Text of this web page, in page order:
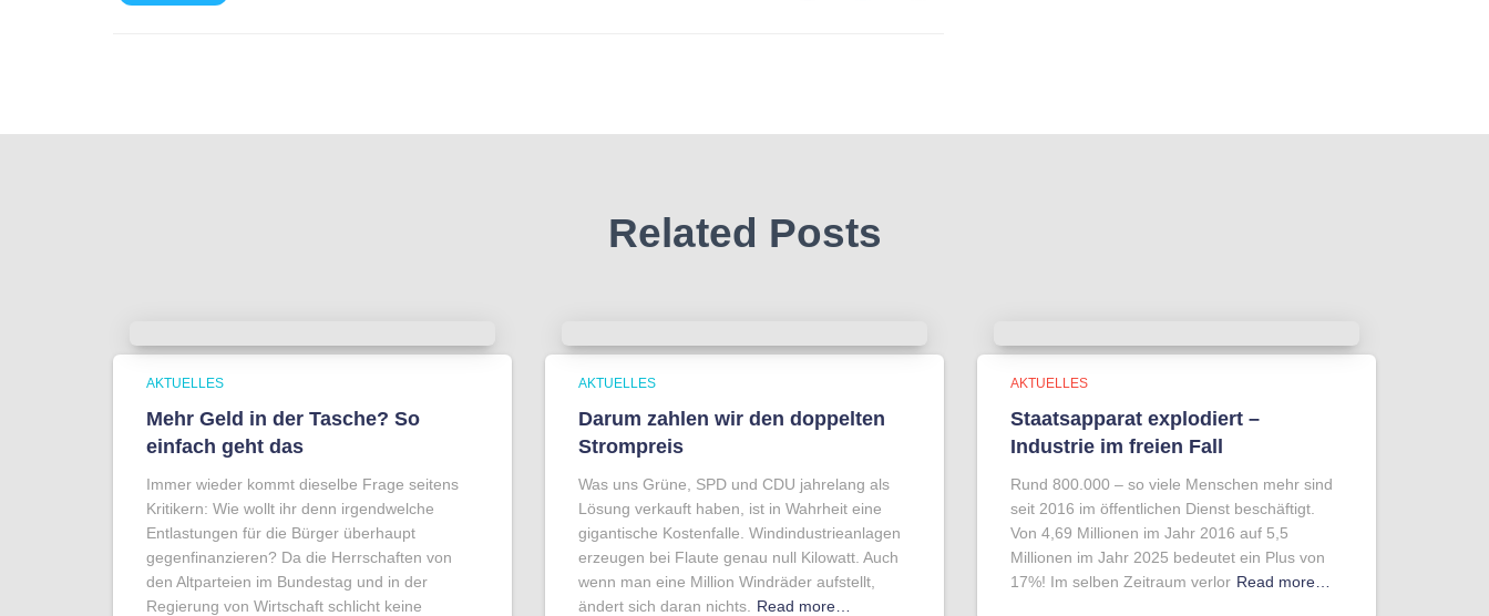
Related Posts
AKTUELLES
Mehr Geld in der Tasche? So
einfach geht das
Immer wieder kommt dieselbe Frage seitens
Kritikern: Wie wollt ihr denn irgendwelche
Entlastungen für die Bürger überhaupt
gegenfinanzieren? Da die Herrschaften von
den Altparteien im Bundestag und in der
Regierung von Wirtschaft schlicht keine
AKTUELLES
Darum zahlen wir den doppelten
Strompreis
Was uns Grüne, SPD und CDU jahrelang als
Lösung verkauft haben, ist in Wahrheit eine
gigantische Kostenfalle. Windindustrieanlagen
erzeugen bei Flaute genau null Kilowatt. Auch
wenn man eine Million Windräder aufstellt,
ändert sich daran nichts. Read more…
AKTUELLES
Staatsapparat explodiert –
Industrie im freien Fall
Rund 800.000 – so viele Menschen mehr sind
seit 2016 im öffentlichen Dienst beschäftigt.
Von 4,69 Millionen im Jahr 2016 auf 5,5
Millionen im Jahr 2025 bedeutet ein Plus von
17%! Im selben Zeitraum verlor Read more…